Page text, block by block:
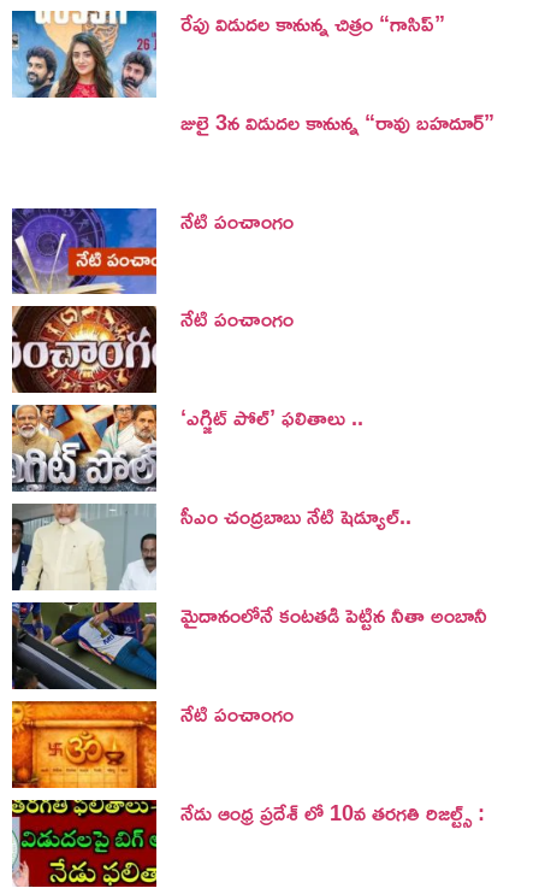
రేపు విడుదల కానున్న చిత్రం “గాసిప్”
జులై 3న విడుదల కానున్న “రావు బహదూర్”
నేటి పంచాంగం
నేటి పంచాంగం
‘ఎగ్జిట్ పోల్’ ఫలితాలు ..
సీఎం చంద్రబాబు నేటి షెడ్యూల్..
మైదానంలోనే కంటతడి పెట్టిన నీతా అంబానీ
నేటి పంచాంగం
నేడు ఆంధ్ర ప్రదేశ్ లో 10వ తరగతి రిజల్ట్స్ :